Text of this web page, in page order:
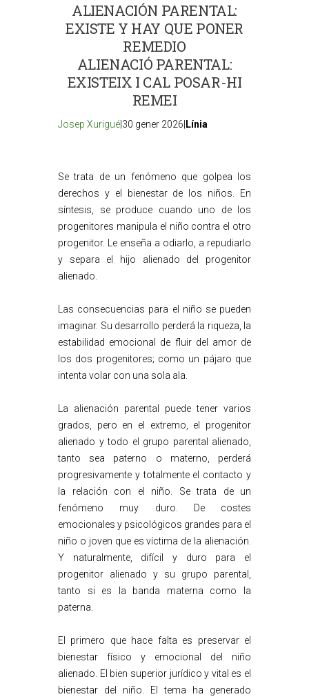
ALIENACIÓN PARENTAL:
EXISTE Y HAY QUE PONER
REMEDIO
ALIENACIÓ PARENTAL:
EXISTEIX I CAL POSAR-HI
REMEI
Josep Xurigué |30 gener 2026| Línia
Se trata de un fenómeno que golpea los
derechos y el bienestar de los niños. En
síntesis, se produce cuando uno de los
progenitores manipula el niño contra el otro
progenitor. Le enseña a odiarlo, a repudiarlo
y separa el hijo alienado del progenitor
alienado.
Las consecuencias para el niño se pueden
imaginar. Su desarrollo perderá la riqueza, la
estabilidad emocional de fluir del amor de
los dos progenitores; como un pájaro que
intenta volar con una sola ala.
La alienación parental puede tener varios
grados, pero en el extremo, el progenitor
alienado y todo el grupo parental alienado,
tanto sea paterno o materno, perderá
progresivamente y totalmente el contacto y
la relación con el niño. Se trata de un
fenómeno muy duro. De costes
emocionales y psicológicos grandes para el
niño o joven que es víctima de la alienación.
Y naturalmente, difícil y duro para el
progenitor alienado y su grupo parental,
tanto si es la banda materna como la
paterna.
El primero que hace falta es preservar el
bienestar físico y emocional del niño
alienado. El bien superior jurídico y vital es el
bienestar del niño. El tema ha generado